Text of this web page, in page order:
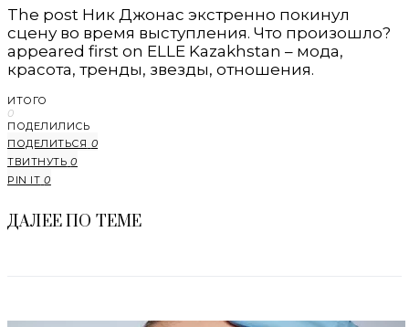
The post Ник Джонас экстренно покинул
сцену во время выступления. Что произошло?
appeared first on ELLE Kazakhstan – мода,
красота, тренды, звезды, отношения.
ИТОГО
0
ПОДЕЛИЛИСЬ
ПОДЕЛИТЬСЯ 0
ТВИТНУТЬ 0
PIN IT 0
ДАЛЕЕ ПО ТЕМЕ